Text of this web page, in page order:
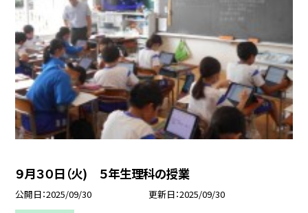
９月３０日（火) ５年生理科の授業
公開日 2025/09/30 更新日 2025/09/30